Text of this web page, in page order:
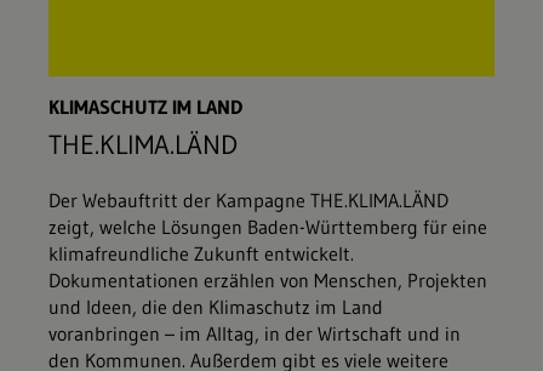
KLIMASCHUTZ IM LAND
THE.KLIMA.LÄND
Der Webauftritt der Kampagne THE.KLIMA.LÄND
zeigt, welche Lösungen Baden-Württemberg für eine
klimafreundliche Zukunft entwickelt.
Dokumentationen erzählen von Menschen, Projekten
und Ideen, die den Klimaschutz im Land
voranbringen – im Alltag, in der Wirtschaft und in
den Kommunen. Außerdem gibt es viele weitere